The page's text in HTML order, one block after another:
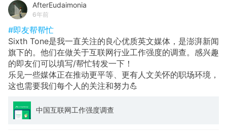
AfterEudaimonia
6年前
#即友帮帮忙
Sixth Tone是我一直关注的良心优质英文媒体，是澎湃新闻
旗下的。他们在做关于互联网行业工作强度的调查。感兴趣
的即友们可以填写/帮忙转发一下！
乐见一些媒体正在推动更平等、更有人文关怀的职场环境，
这也需要我们每个人的关注和努力💪
中国互联网工作强度调查